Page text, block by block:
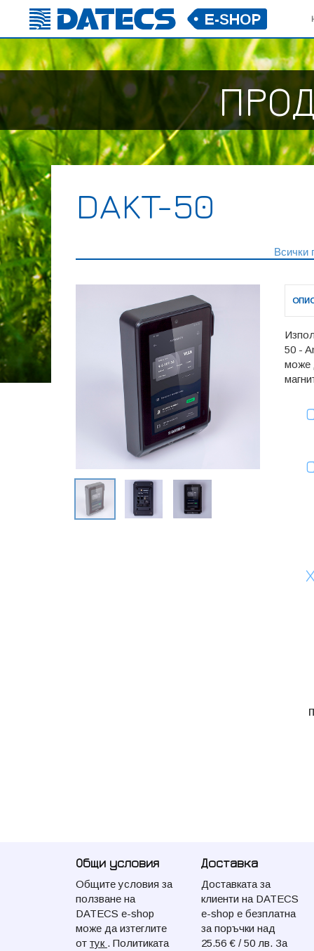
DAKT-50
Всички
50 -
може
Общи условия
Общите условия за
ползване на
DATECS e-shop
може да изтеглите
от тук . Политиката
Доставка
Доставката за
клиенти на DATECS
e-shop e безплатна
за поръчки над
25.56 € / 50 лв. За